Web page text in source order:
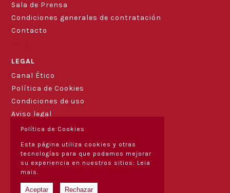
Sala de Prensa
Condiciones generales de contratación
Contacto
LEGAL
Canal Ético
Política de Cookies
Condiciones de uso
Aviso legal
Política de Cookies
Esta página utiliza cookies y otras
tecnologías para que podamos mejorar
su experiencia en nuestros sitios: Leia
mais.
Aceptar Rechazar